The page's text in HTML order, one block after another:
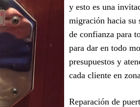
y esto es una
migración hacia su
de confianza para
para dar en todo
presupuestos y
cada cliente en
Reparación de